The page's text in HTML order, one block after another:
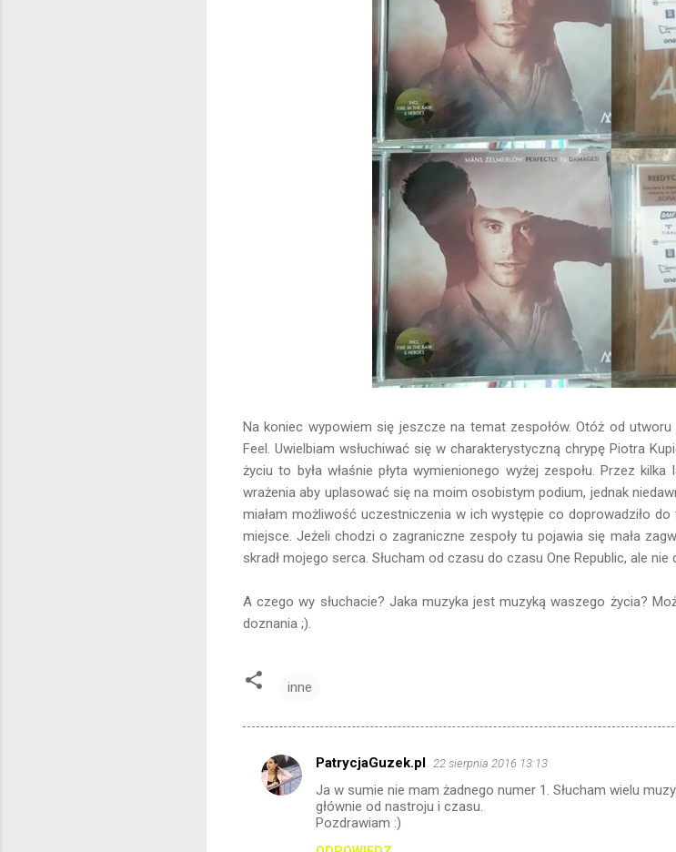
Na koniec wypowiem się jeszcze na temat zespołów. Otóż od
Feel. Uwielbiam wsłuchiwać się w charakterystyczną chrypę Piotra
życiu to była właśnie płyta wymienionego wyżej zespołu. Przez
wrażenia aby uplasować się na moim osobistym podium, jednak
miałam możliwość uczestniczenia w ich występie co doprowadziło
miejsce. Jeżeli chodzi o zagraniczne zespoły tu pojawia się mała
skradł mojego serca. Słucham od czasu do czasu One Republic, ale
A czego wy słuchacie? Jaka muzyka jest muzyką waszego życia?
doznania ;).
inne
K
PatrycjaGuzek.pl 22 sierpnia 2016 13:13
Ja w sumie nie mam żadnego numer 1. Słucham wielu
głównie od nastroju i czasu.
Pozdrawiam :)